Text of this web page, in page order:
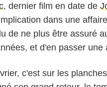
, dernier film en date de
dans une
de ne plus être assuré
et d'en passer une
c'est sur les